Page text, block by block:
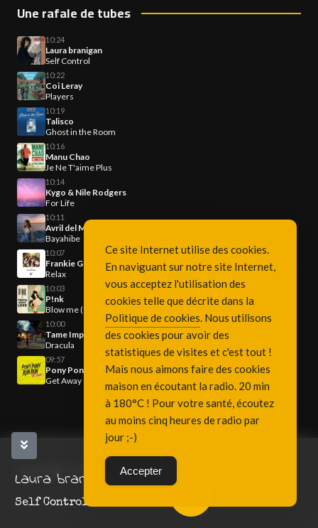
Une rafale de tubes
10:24
Laura branigan
Self Control
10:22
Coi Leray
Players
10:19
Talisco
Ghost in the Room
10:16
Manu Chao
Je Ne T'aime Plus
10:14
Kygo & Nile Rodgers
For Life
10:11
Avril del Mar
Bayahibe
10:07
Frankie Goes To Hollywood
Relax
10:03
P!nk
Blow me (One last kiss)
10:00
Tame Impala & Kim Jennie
Dracula
09:57
Pony Pony Run Run
Get Away
Laura branigan
Self Control.
Copyright Fréquence 3, since 2001
Ce site Internet utilise des cookies.
En naviguant sur notre site Internet,
vous acceptez l'utilisation des
cookies telle que décrite dans la
Politique de cookies. Nous utilisons
des cookies pour avoir des
statistiques de visites et c'est tout !
Mais nous aimons faire des cookies
maison en écoutant la radio. 20 min
à 180°C ! Pour votre santé, écoutez
au moins cinq heures de radio par
jour ;-)
Accepter